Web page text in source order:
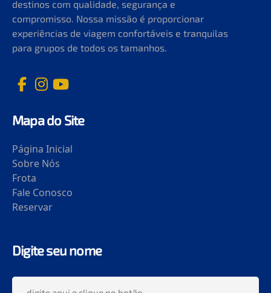
destinos com qualidade, segurança e
compromisso. Nossa missão é proporcionar
experiências de viagem confortáveis e tranquilas
para grupos de todos os tamanhos.
Mapa do Site
Página Inicial
Sobre Nós
Frota
Fale Conosco
Reservar
Digite seu nome